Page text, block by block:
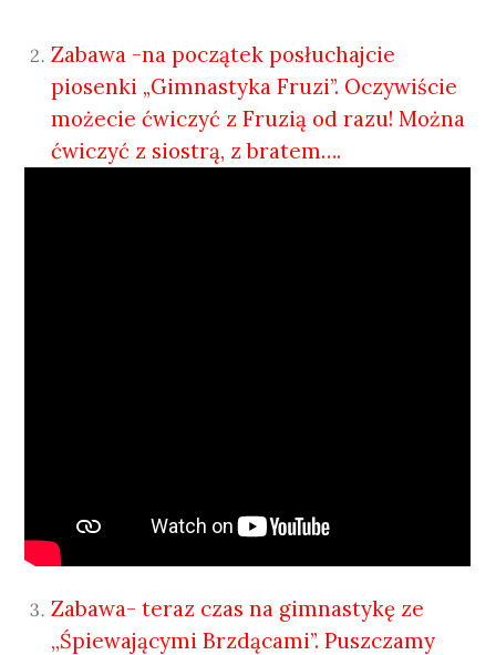
Zabawa -na początek posłuchajcie
piosenki „Gimnastyka Fruzi”. Oczywiście
możecie ćwiczyć z Fruzią od razu! Można
ćwiczyć z siostrą, z bratem….
Zabawa- teraz czas na gimnastykę ze
,,Śpiewającymi Brzdącami’’. Puszczamy